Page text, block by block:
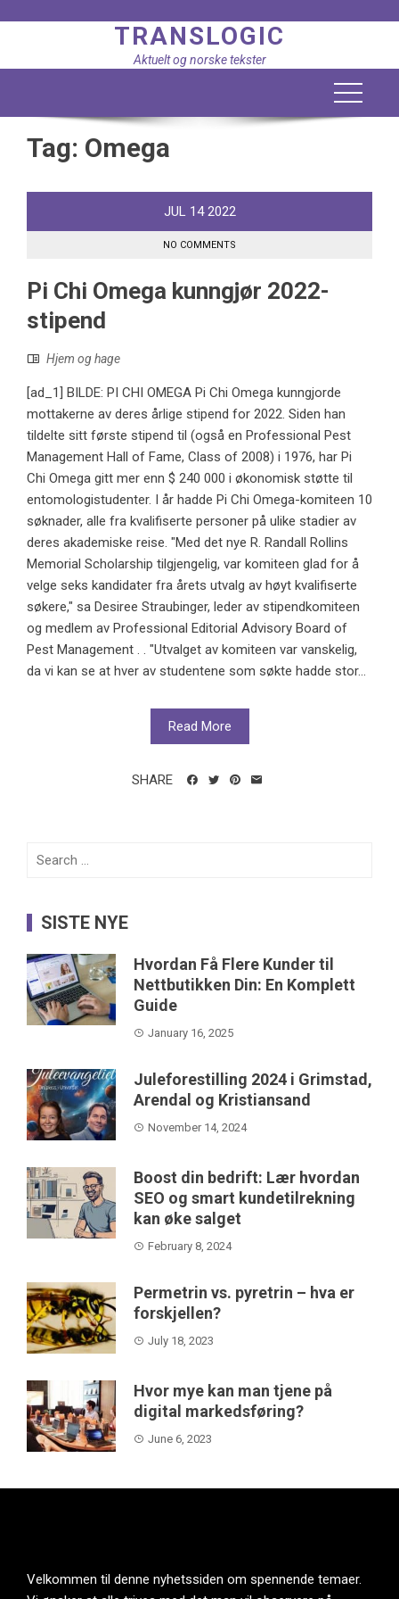
TRANSLOGIC
Aktuelt og norske tekster
Tag: Omega
JUL 14 2022
NO COMMENTS
Pi Chi Omega kunngjør 2022-
stipend
Hjem og hage
[ad_1] BILDE: PI CHI OMEGA Pi Chi Omega kunngjorde
mottakerne av deres årlige stipend for 2022. Siden han
tildelte sitt første stipend til (også en Professional Pest
Management Hall of Fame, Class of 2008) i 1976, har Pi
Chi Omega gitt mer enn $ 240 000 i økonomisk støtte til
entomologistudenter. I år hadde Pi Chi Omega-komiteen 10
søknader, alle fra kvalifiserte personer på ulike stadier av
deres akademiske reise. "Med det nye R. Randall Rollins
Memorial Scholarship tilgjengelig, var komiteen glad for å
velge seks kandidater fra årets utvalg av høyt kvalifiserte
søkere," sa Desiree Straubinger, leder av stipendkomiteen
og medlem av Professional Editorial Advisory Board of
Pest Management . . "Utvalget av komiteen var vanskelig,
da vi kan se at hver av studentene som søkte hadde stor...
Read More
SHARE
Search
SISTE NYE
Hvordan Få Flere Kunder til
Nettbutikken Din: En Komplett
Guide
January 16, 2025
Juleforestilling 2024 i Grimstad,
Arendal og Kristiansand
November 14, 2024
Boost din bedrift: Lær hvordan
SEO og smart kundetilrekning
kan øke salget
February 8, 2024
Permetrin vs. pyretrin – hva er
forskjellen?
July 18, 2023
Hvor mye kan man tjene på
digital markedsføring?
June 6, 2023
Velkommen til denne nyhetssiden om spennende temaer.